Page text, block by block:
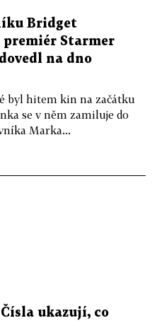
Bridget
premiér Starmer
na dno
byl hitem kin na začátku
se v něm zamiluje do
Marka...
ukazují, co